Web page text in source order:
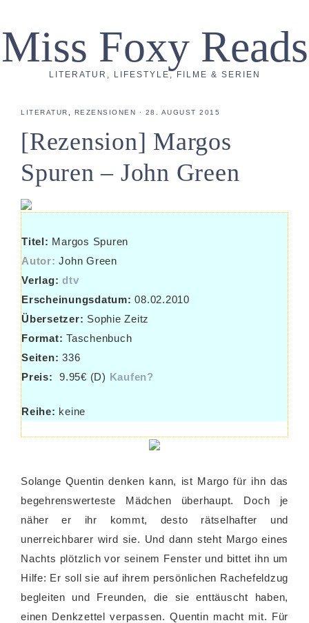
Miss Foxy Reads
LITERATUR, LIFESTYLE, FILME & SERIEN
LITERATUR REZENSIONEN · 28. AUGUST 2015
[Rezension] Margos
Spuren – John Green
Titel: Margos Spuren
Autor: John Green
Verlag: dtv
Erscheinungsdatum: 08.02.2010
Übersetzer: Sophie Zeitz
Format: Taschenbuch
Seiten: 336
Preis:
9.95€ (D) Kaufen?
Reihe: keine
Solange Quentin denken kann, ist Margo für ihn das
begehrenswerteste Mädchen überhaupt. Doch je
näher er ihr kommt, desto rätselhafter und
unerreichbarer wird sie. Und dann steht Margo eines
Nachts plötzlich vor seinem Fenster und bittet ihn um
Hilfe: Er soll sie auf ihrem persönlichen Rachefeldzug
begleiten und Freunden, die sie enttäuscht haben,
einen Denkzettel verpassen. Quentin macht mit. Für